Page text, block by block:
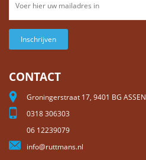
Inschrijven
CONTACT
Groningerstraat 17, 9401 BG ASSEN
0318 306303
06 12239079
info@ruttmans.nl